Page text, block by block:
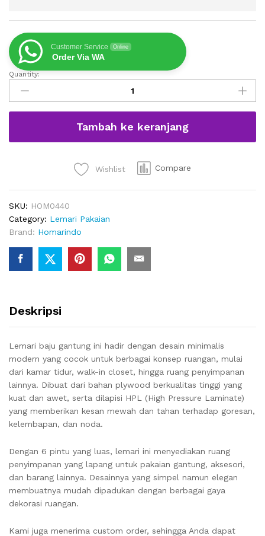
Customer Service Online
Order Via WA
Lemari
Baju
Gantung
Minimalis
6
Quantity:
Tambah ke keranjang
Wishlist Compare
SKU: HOM0440
Category: Lemari Pakaian
Brand: Homarindo
Deskripsi
Lemari baju gantung ini hadir dengan desain minimalis
modern yang cocok untuk berbagai konsep ruangan, mulai
dari kamar tidur, walk-in closet, hingga ruang penyimpanan
lainnya. Dibuat dari bahan plywood berkualitas tinggi yang
kuat dan awet, serta dilapisi HPL (High Pressure Laminate)
yang memberikan kesan mewah dan tahan terhadap goresan,
kelembapan, dan noda.
Dengan 6 pintu yang luas, lemari ini menyediakan ruang
penyimpanan yang lapang untuk pakaian gantung, aksesori,
dan barang lainnya. Desainnya yang simpel namun elegan
membuatnya mudah dipadukan dengan berbagai gaya
dekorasi ruangan.
Kami juga menerima custom order, sehingga Anda dapat